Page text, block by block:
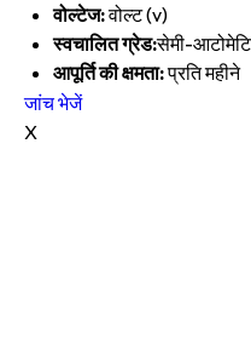
वोल्टेज:वोल्ट (v)
स्वचालित ग्रेड:सेमी-
आपूर्ति की क्षमता:प्रति महीने
जांच भेजें
X